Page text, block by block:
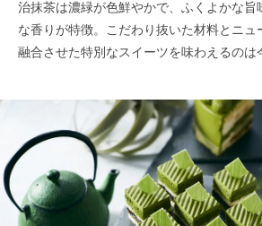
治抹茶は濃緑が色鮮やかで、ふくよかな旨
な香りが特徴。こだわり抜いた材料とニュ
融合させた特別なスイーツを味わえるのは